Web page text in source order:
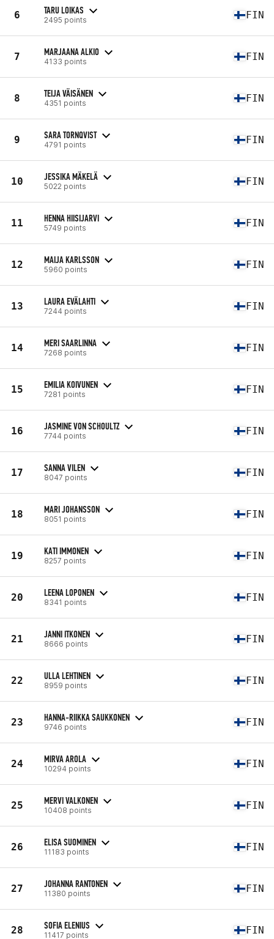
6 TARU LOIKAS
2495 points FIN
7 MARJAANA ALKIO
4133 points FIN
8 TEIJA VÄISÄNEN
4351 points FIN
9 SARA TORNQVIST
4791 points FIN
10 JESSIKA MÄKELÄ
5022 points FIN
11 HENNA HIISIJARVI
5749 points FIN
12 MAIJA KARLSSON
5960 points FIN
13 LAURA EVÄLAHTI
7244 points FIN
14 MERI SAARLINNA
7268 points FIN
15 EMILIA KOIVUNEN
7281 points FIN
16 JASMINE VON SCHOULTZ
7744 points FIN
17 SANNA VILEN
8047 points FIN
18 MARI JOHANSSON
8051 points FIN
19 KATI IMMONEN
8257 points FIN
20 LEENA LOPONEN
8341 points FIN
21 JANNI ITKONEN
8666 points FIN
22 ULLA LEHTINEN
8959 points FIN
23 HANNA-RIIKKA SAUKKONEN
9746 points FIN
24 MIRVA AROLA
10294 points FIN
25 MERVI VALKONEN
10408 points FIN
26 ELISA SUOMINEN
11183 points FIN
27 JOHANNA RANTONEN
11380 points FIN
28 SOFIA ELENIUS
11417 points FIN